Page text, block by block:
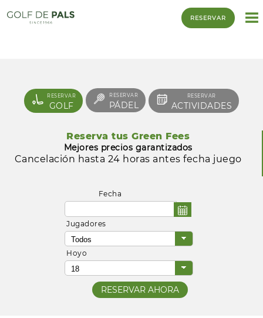
RESERVAR
RESERVAR
GOLF
RESERVAR
PÁDEL
RESERVAR
ACTIVIDADES
Reserva tus Green Fees
Mejores precios garantizados
Cancelación hasta 24 horas antes fecha juego
Fecha
Jugadores
Hoyo